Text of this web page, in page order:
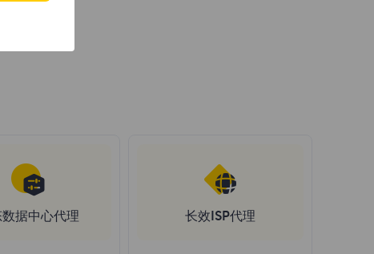
据中心代理 长效ISP代理